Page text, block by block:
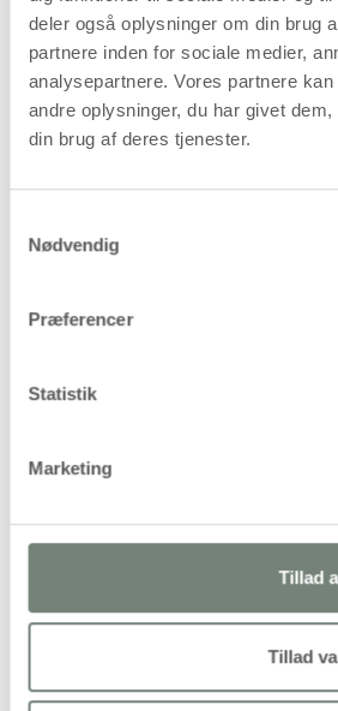
deler også oplysninger om din brug
partnere inden for sociale medier,
analysepartnere. Vores partnere
andre oplysninger, du har givet
din brug af deres tjenester.
Nødvendig
Præferencer
Statistik
Marketing
Tillad
Tillad
5.
roset til
6.
Synåle, nr. 3-7, L: 35-